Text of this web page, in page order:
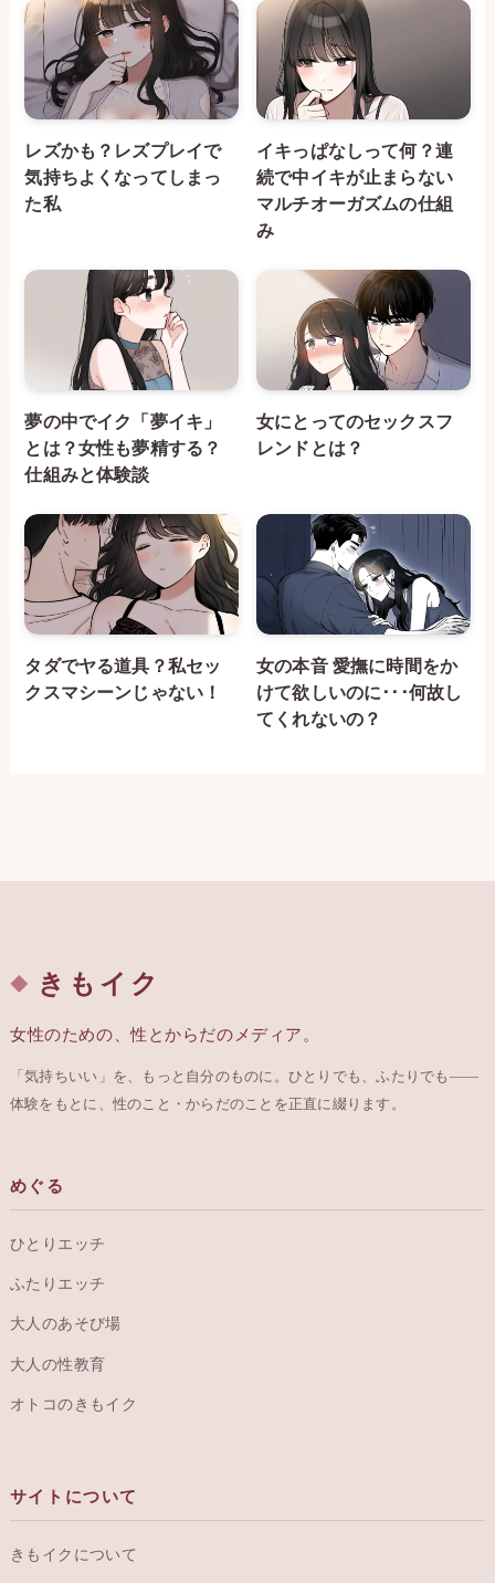
レズかも？レズプレイで
気持ちよくなってしまっ
た私
イキっぱなしって何？連
続で中イキが止まらない
マルチオーガズムの仕組
み
夢の中でイク「夢イキ」
とは？女性も夢精する？
仕組みと体験談
女にとってのセックスフ
レンドとは？
タダでヤる道具？私セッ
クスマシーンじゃない！
女の本音 愛撫に時間をか
けて欲しいのに･･･何故し
てくれないの？
きもイク
女性のための、性とからだのメディア。
「気持ちいい」を、もっと自分のものに。ひとりでも、ふたりでも——
体験をもとに、性のこと・からだのことを正直に綴ります。
めぐる
ひとりエッチ
ふたりエッチ
大人のあそび場
大人の性教育
オトコのきもイク
サイトについて
きもイクについて